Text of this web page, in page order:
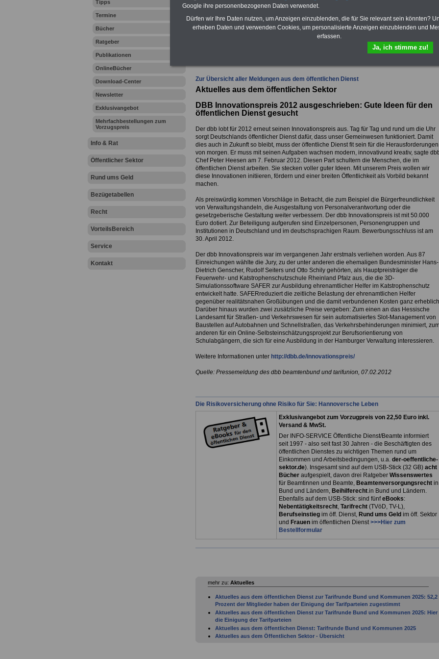
Tipps
Termine
Bücher
Ratgeber
Publikationen
OnlineBücher
Download-Center
Newsletter
Exklusivangebot
Mehrfachbestellungen zum
Vorzugspreis
Info & Rat
Öffentlicher Sektor
Rund ums Geld
Bezügetabellen
Recht
VorteilsBereich
Service
Kontakt
Zahnzusatzversicherung-
Ihr Berufsunfähigkeitsschutz - Für den Fall der Fälle: Hannoversche Leben
Zur Übersicht aller Meldungen aus dem öffentlichen Dienst
Aktuelles aus dem öffentlichen Sektor
DBB Innovationspreis 2012 ausgeschrieben: Gute Ideen für den
öffentlichen Dienst gesucht
Der dbb lobt für 2012 erneut seinen Innovationspreis aus. Tag für Tag und rund um die Uhr
sorgt Deutschlands öffentlicher Dienst dafür, dass unser Gemeinwesen funktioniert. Damit
dies auch in Zukunft so bleibt, muss der öffentliche Dienst fit sein für die Herausforderungen
von morgen. Er muss mit seinen Aufgaben wachsen modern, innovativund kreativ, sagte
Chef Peter Heesen am 7. Februar 2012. Diesen Part schultern die Menschen, die im
öffentlichen Dienst arbeiten. Sie stecken voller guter Ideen. Mit unserem Preis wollen wir
diese Innovationen initiieren, fördern und einer breiten Öffentlichkeit als Vorbild bekannt
machen.
Als preiswürdig kommen Vorschläge in Betracht, die zum Beispiel die Bürgerfreundlichkeit
von Verwaltungshandeln, die Ausgestaltung von Personalverantwortung oder die
gesetzgeberische Gestaltung weiter verbessern. Der dbb Innovationspreis ist mit 50.000
Euro dotiert. Zur Beteiligung aufgerufen sind Einzelpersonen, Personengruppen und
Institutionen in Deutschland und im deutschsprachigen Raum. Bewerbungsschluss ist am
30. April 2012.
Der dbb Innovationspreis war im vergangenen Jahr erstmals verliehen worden. Aus 87
Einreichungen wählte die Jury, zu der unter anderen die ehemaligen Bundesminister Hans-
Dietrich Genscher, Rudolf Seiters und Otto Schily gehörten, als Hauptpreisträger die
Feuerwehr- und Katstrophenschutzschule Rheinland Pfalz aus, die die 3D-
Simulationssoftware SAFER zur Ausbildung ehrenamtlicher Helfer im Katstrophenschutz
entwickelt hatte. SAFERreduziert die zeitliche Belastung der ehrenamtlichen Helfer
gegenüber realitätsnahen Großübungen und die damit verbundenen Kosten ganz
Darüber hinaus wurden zwei zusätzliche Preise vergeben: Zum einen an das Hessische
Landesamt für Straßen- und Verkehrswesen für sein automatisiertes Slot-Management von
Baustellen auf Autobahnen und Schnellstraßen, das Verkehrsbehinderungen minimiert,
anderen für ein Online-Selbsteinschätzungsprojekt zur Berufsorientierung von
Schulabgängern, die sich für eine Ausbildung in der Hamburger Verwaltung interessieren.
Weitere Informationen unter http://dbb.de/innovationspreis/
Quelle: Pressemeldung des dbb beamtenbund und tarifunion, 07.02.2012
Die Risikoversicherung ohne Risiko für Sie: Hannoversche Leben
Exklusivangebot zum Vorzugpreis von 22,50 Euro inkl.
Versand & MwSt.
Der INFO-SERVICE Öffentliche Dienst/Beamte informiert
seit 1997 - also seit fast 30 Jahren - die Beschäftigten des
öffentlichen Dienstes zu wichtigen Themen rund um
Einkommen und Arbeitsbedingungen, u.a. der-oeffentliche-
sektor.de). Insgesamt sind auf dem USB-Stick (32 GB) acht
Bücher aufgespielt, davon drei Ratgeber Wissenswertes
für Beamtinnen und Beamte, Beamtenversorgungsrechtin
Bund und Ländern, Beihilferecht.in Bund und Ländern.
Ebenfalls auf dem USB-Stick: sind fünfeBooks:
Nebentätigkeitsrecht, Tarifrecht(TVöD, TV-L),
Berufseinstiegim öff. Dienst, Rund ums Geld im öff. Sektor
und Frauenim öffentlichen Dienst>>>Hier zum
Bestellformular
mehr zu: Aktuelles
Aktuelles aus dem öffentlichen Dienst zur Tarifrunde Bund und Kommunen 2025: 52,2
Prozent der Mitglieder haben der Einigung der Tarifparteien zugestimmt
Aktuelles aus dem öffentlichen Dienst zur Tarifrunde Bund und Kommunen 2025: Hier
die Einigung der Tarifparteien
Aktuelles aus dem öffentlichen Dienst: Tarifrunde Bund und Kommunen 2025
Aktuelles aus dem Öffentlichen Sektor - Übersicht
Google ihre personenbezogenen Daten verwendet.
Dürfen wir Ihre Daten nutzen, um Anzeigen einzublenden, die für Sie relevant sein könnten?
erheben Daten und verwenden Cookies, um personalisierte Anzeigen einzublenden und
erfassen.
Ja, ich stimme zu!